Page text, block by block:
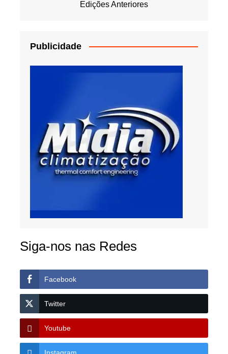
Edições Anteriores
Publicidade
Siga-nos nas Redes
Facebook
Twitter
Youtube
Instagram